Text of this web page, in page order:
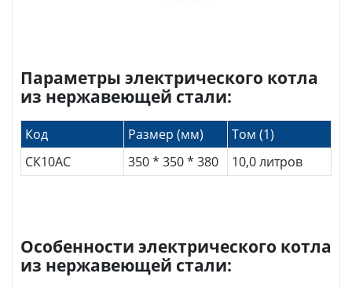
Параметры электрического котла
из нержавеющей стали:
Код Размер (мм)
Том (1)
СК10АС
350 * 350 * 380 10,0 литров
Особенности электрического котла
из нержавеющей стали: